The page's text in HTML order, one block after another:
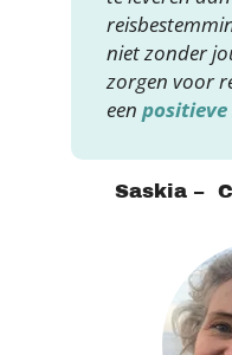
niet zonder
zorgen voor
een
Saskia –